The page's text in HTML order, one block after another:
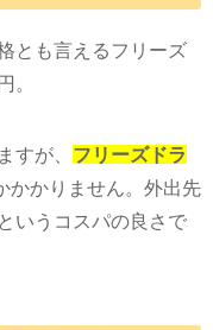
とも言えるフリーズ
。
すが、 フリーズドラ
かかりません。外出先
いうコスパの良さで